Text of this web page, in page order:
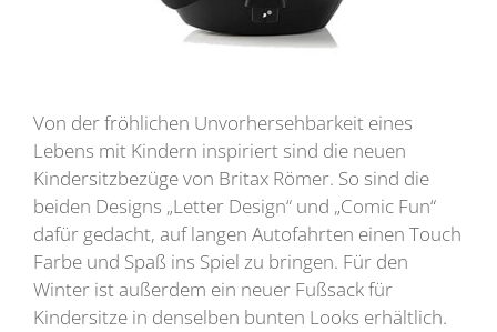
Von der fröhlichen Unvorhersehbarkeit eines
Lebens mit Kindern inspiriert sind die neuen
Kindersitzbezüge von Britax Römer. So sind die
beiden Designs „Letter Design“ und „Comic Fun“
dafür gedacht, auf langen Autofahrten einen Touch
Farbe und Spaß ins Spiel zu bringen. Für den
Winter ist außerdem ein neuer Fußsack für
Kindersitze in denselben bunten Looks erhältlich.